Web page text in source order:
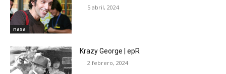
nasa
5 abril, 2024
Krazy George | epR
2 febrero, 2024